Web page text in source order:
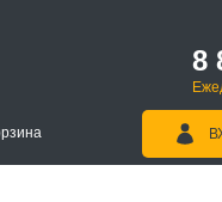
8